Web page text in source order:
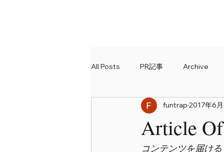
All Posts PR記事 Archive
SUUMO
Article
funtrap 2017年6
コンテンツを届け